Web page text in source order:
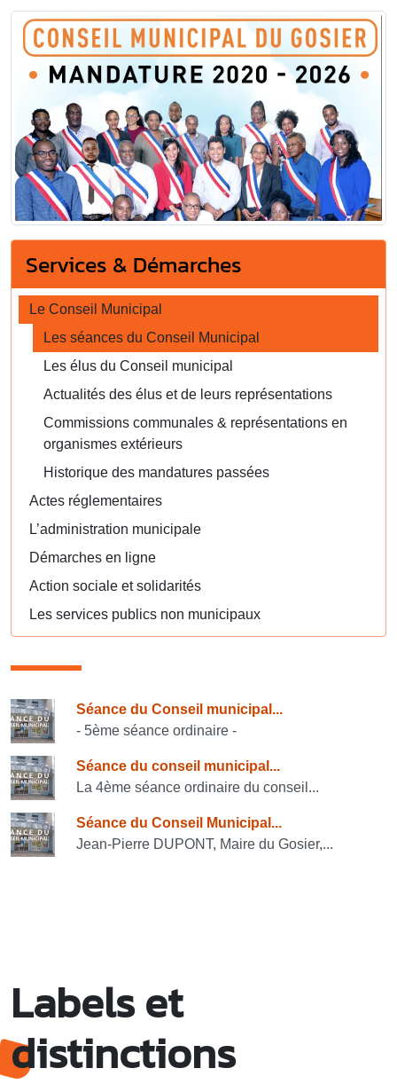
Services & Démarches
Le Conseil Municipal
Les séances du Conseil Municipal
Les élus du Conseil municipal
Actualités des élus et de leurs représentations
Commissions communales & représentations en
organismes extérieurs
Historique des mandatures passées
Actes réglementaires
L’administration municipale
Démarches en ligne
Action sociale et solidarités
Les services publics non municipaux
Consulter également
Séance du Conseil municipal...
- 5ème séance ordinaire -
Séance du conseil municipal...
La 4ème séance ordinaire du conseil...
Séance du Conseil Municipal...
Jean-Pierre DUPONT, Maire du Gosier,...
Labels et
distinctions